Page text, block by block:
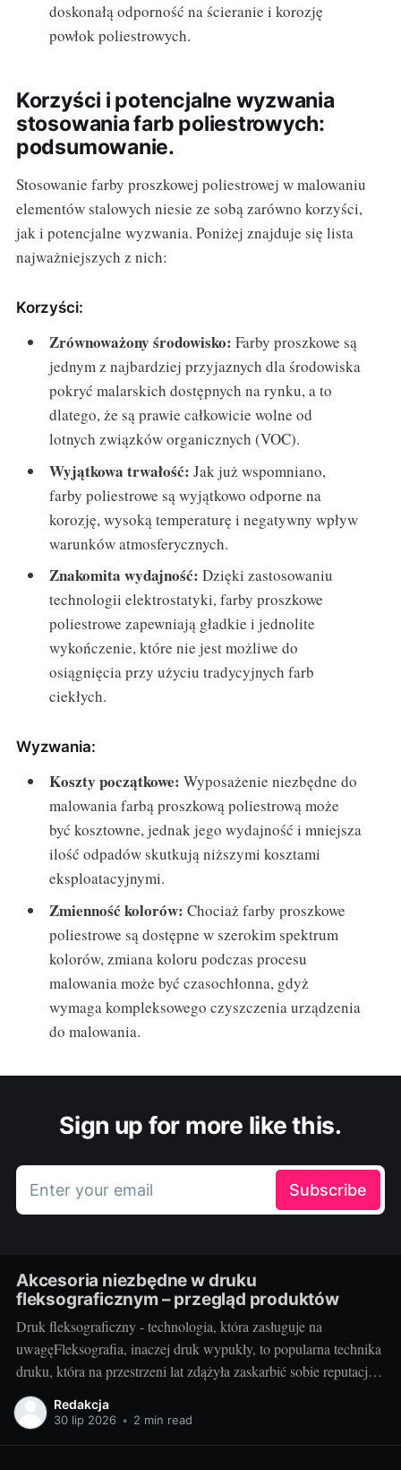
doskonałą odporność na ścieranie i korozję
powłok poliestrowych.
Korzyści i potencjalne wyzwania
stosowania farb poliestrowych:
podsumowanie.
Stosowanie farby proszkowej poliestrowej w malowaniu
elementów stalowych niesie ze sobą zarówno korzyści,
jak i potencjalne wyzwania. Poniżej znajduje się lista
najważniejszych z nich:
Korzyści:
Zrównoważony środowisko: Farby proszkowe są
jednym z najbardziej przyjaznych dla środowiska
pokryć malarskich dostępnych na rynku, a to
dlatego, że są prawie całkowicie wolne od
lotnych związków organicznych (VOC).
Wyjątkowa trwałość: Jak już wspomniano,
farby poliestrowe są wyjątkowo odporne na
korozję, wysoką temperaturę i negatywny wpływ
warunków atmosferycznych.
Znakomita wydajność: Dzięki zastosowaniu
technologii elektrostatyki, farby proszkowe
poliestrowe zapewniają gładkie i jednolite
wykończenie, które nie jest możliwe do
osiągnięcia przy użyciu tradycyjnych farb
ciekłych.
Wyzwania:
Koszty początkowe: Wyposażenie niezbędne do
malowania farbą proszkową poliestrową może
być kosztowne, jednak jego wydajność i mniejsza
ilość odpadów skutkują niższymi kosztami
eksploatacyjnymi.
Zmienność kolorów: Chociaż farby proszkowe
poliestrowe są dostępne w szerokim spektrum
kolorów, zmiana koloru podczas procesu
malowania może być czasochłonna, gdyż
wymaga kompleksowego czyszczenia urządzenia
do malowania.
Sign up for more like this.
Enter your email Subscribe
Akcesoria niezbędne w druku
fleksograficznym – przegląd produktów
Druk fleksograficzny - technologia, która zasługuje na
uwagęFleksografia, inaczej druk wypukły, to popularna technika
druku, która na przestrzeni lat zdążyła zaskarbić sobie reputację
niezawodności i efektywności. Z jej pomocą wykonywane są
etykiety, opakowania, a także różnego rodzaju nadruki. Jako
Redakcja
30 lip 2026 • 2 min read